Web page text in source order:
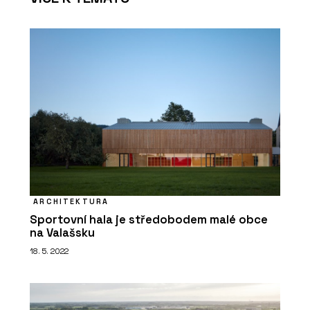
ARCHITEKTURA
Sportovní hala je středobodem malé obce
na Valašsku
18. 5. 2022